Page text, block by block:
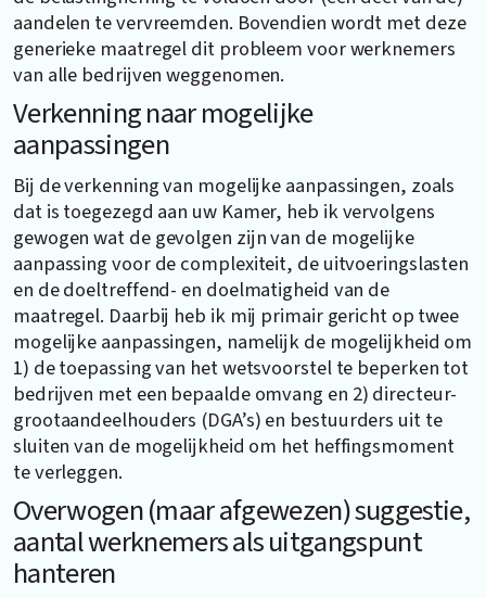
aandelen te vervreemden. Bovendien wordt met deze
generieke maatregel dit probleem voor werknemers
van alle bedrijven weggenomen.
Verkenning naar mogelijke
aanpassingen
Bij de verkenning van mogelijke aanpassingen, zoals
dat is toegezegd aan uw Kamer, heb ik vervolgens
gewogen wat de gevolgen zijn van de mogelijke
aanpassing voor de complexiteit, de uitvoeringslasten
en de doeltreffend- en doelmatigheid van de
maatregel. Daarbij heb ik mij primair gericht op twee
mogelijke aanpassingen, namelijk de mogelijkheid om
1) de toepassing van het wetsvoorstel te beperken tot
bedrijven met een bepaalde omvang en 2) directeur-
grootaandeelhouders (DGA’s) en bestuurders uit te
sluiten van de mogelijkheid om het heffingsmoment
te verleggen.
Overwogen (maar afgewezen) suggestie,
aantal werknemers als uitgangspunt
hanteren